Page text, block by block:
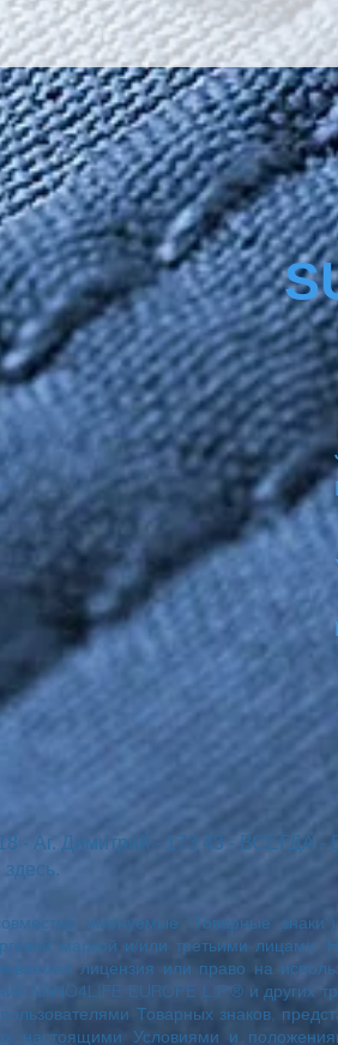
- Аг. Димитрий - 173 43 - ВСЕГДА
именуемые "Товарные
маркой и/или третьими
лицензия или право на
NANO4LIFE EUROPE L.P.® и других
Товарных знаков,
настоящими Условиями и